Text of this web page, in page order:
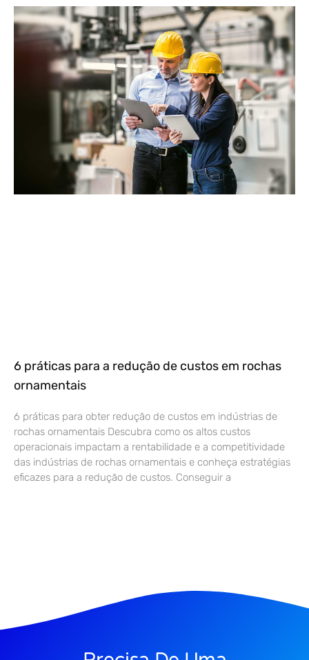
6 práticas para a redução de custos em rochas
ornamentais
6 práticas para obter redução de custos em indústrias de
rochas ornamentais Descubra como os altos custos
operacionais impactam a rentabilidade e a competitividade
das indústrias de rochas ornamentais e conheça estratégias
eficazes para a redução de custos. Conseguir a